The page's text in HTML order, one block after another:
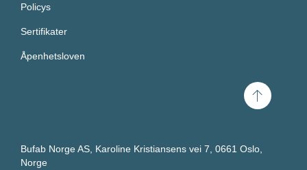
Policys
Sertifikater
Åpenhetsloven
Scroll
Bufab Norge AS, Karoline Kristiansens vei 7, 0661 Oslo,
Norge